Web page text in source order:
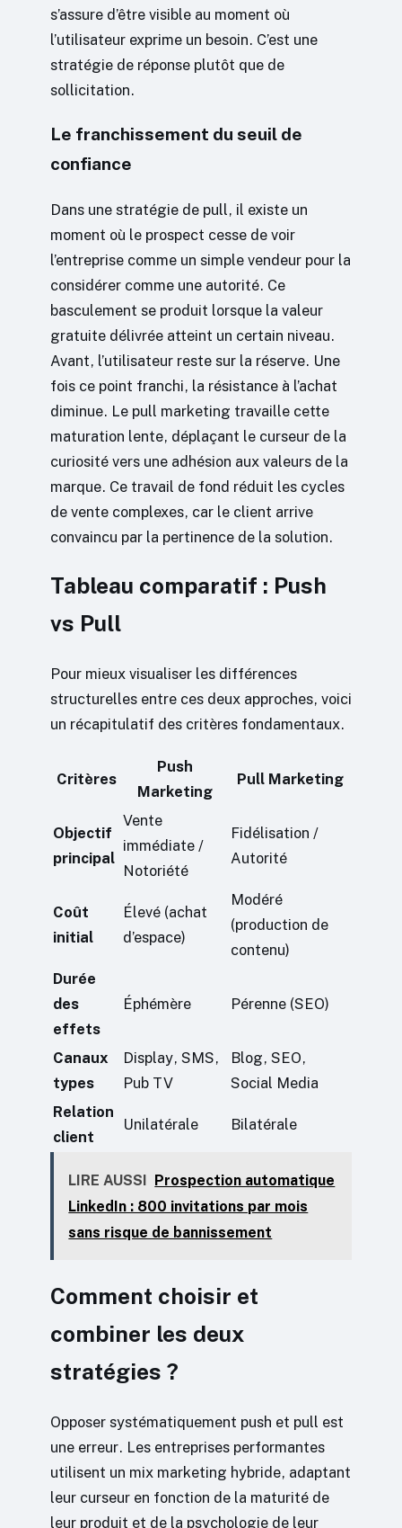
s’assure d’être visible au moment où
l’utilisateur exprime un besoin. C’est une
stratégie de réponse plutôt que de
sollicitation.
Le franchissement du seuil de
confiance
Dans une stratégie de pull, il existe un
moment où le prospect cesse de voir
l’entreprise comme un simple vendeur pour la
considérer comme une autorité. Ce
basculement se produit lorsque la valeur
gratuite délivrée atteint un certain niveau.
Avant, l’utilisateur reste sur la réserve. Une
fois ce point franchi, la résistance à l’achat
diminue. Le pull marketing travaille cette
maturation lente, déplaçant le curseur de la
curiosité vers une adhésion aux valeurs de la
marque. Ce travail de fond réduit les cycles
de vente complexes, car le client arrive
convaincu par la pertinence de la solution.
Tableau comparatif : Push
vs Pull
Pour mieux visualiser les différences
structurelles entre ces deux approches, voici
un récapitulatif des critères fondamentaux.
Critères
Push
Marketing
Pull Marketing
Objectif
principal
Vente
immédiate /
Notoriété
Fidélisation /
Autorité
Coût
initial
Élevé (achat
d’espace)
Modéré
(production de
contenu)
Durée
des
effets
Éphémère Pérenne (SEO)
Canaux
types
Display, SMS,
Pub TV
Blog, SEO,
Social Media
Relation
client
Unilatérale Bilatérale
LIRE AUSSI Prospection automatique
LinkedIn : 800 invitations par mois
sans risque de bannissement
Comment choisir et
combiner les deux
stratégies ?
Opposer systématiquement push et pull est
une erreur. Les entreprises performantes
utilisent un mix marketing hybride, adaptant
leur curseur en fonction de la maturité de
leur produit et de la psychologie de leur